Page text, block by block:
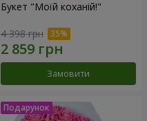
Букет "Моїй коханій!"
4 398 грн
Замовити